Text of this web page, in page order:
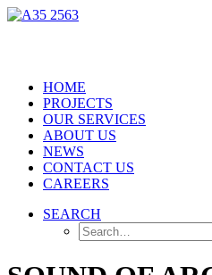
HOME
PROJECTS
OUR SERVICES
ABOUT US
NEWS
CONTACT US
CAREERS
SEARCH